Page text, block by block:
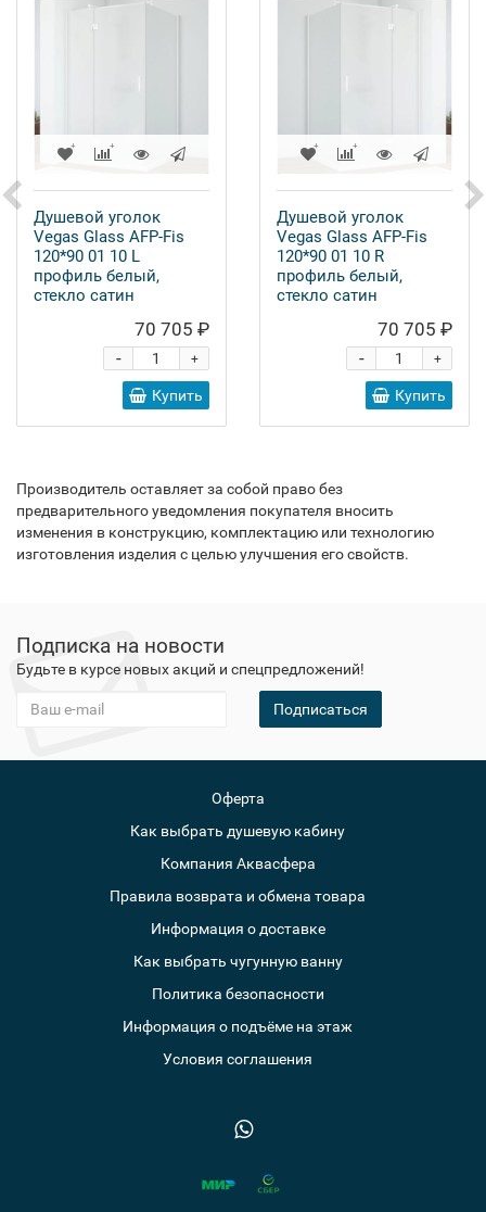
Душевой уголок
Vegas Glass AFP-Fis
120*90 01 10 L
профиль белый,
стекло сатин
70 705 ₽
+
-
Купить
Душевой уголок
Vegas Glass AFP-Fis
120*90 01 10 R
профиль белый,
стекло сатин
70 705 ₽
+
-
Купить
Производитель оставляет за собой право без
предварительного уведомления покупателя вносить
изменения в конструкцию, комплектацию или технологию
изготовления изделия с целью улучшения его свойств.
Подписка на новости
Будьте в курсе новых акций и спецпредложений!
Подписаться
Оферта
Как выбрать душевую кабину
Компания Аквасфера
Правила возврата и обмена товара
Информация о доставке
Как выбрать чугунную ванну
Политика безопасности
Информация о подъёме на этаж
Условия соглашения